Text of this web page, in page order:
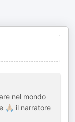
nel mondo
il narratore